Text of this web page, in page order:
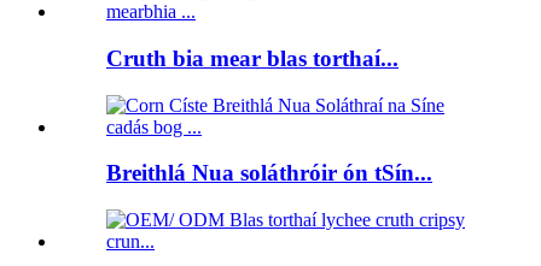
Cruth bia mear blas torthaí...
Breithlá Nua soláthróir ón tSín...